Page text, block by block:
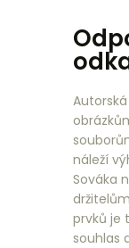
náleží
Sováka
prvků je
souhlas